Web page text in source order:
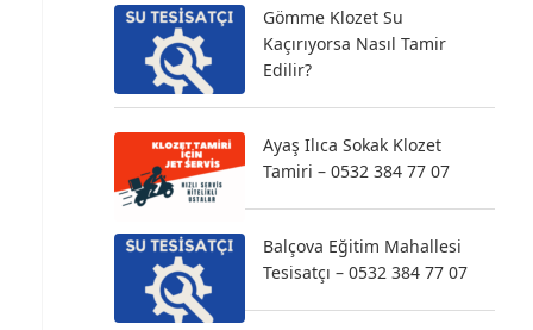
Gömme Klozet Su
Kaçırıyorsa Nasıl Tamir
Edilir?
Ayaş Ilıca Sokak Klozet
Tamiri – 0532 384 77 07
Balçova Eğitim Mahallesi
Tesisatçı – 0532 384 77 07